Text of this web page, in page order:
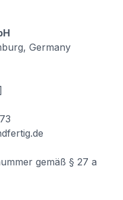
Germany
gemäß § 27 a